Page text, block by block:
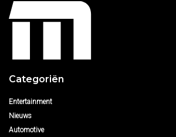
Categoriën
Entertainment
Nieuws
Automotive